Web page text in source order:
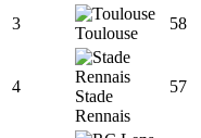
3
Toulouse
58
4
Stade
Rennais
57